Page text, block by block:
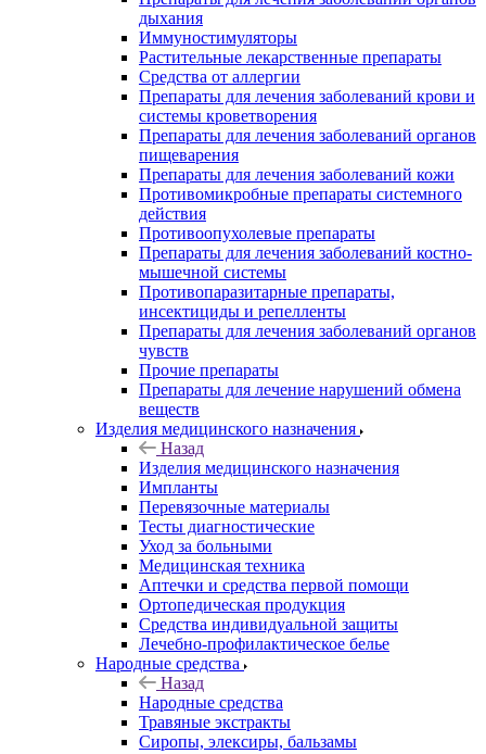
дыхания
Иммуностимуляторы
Растительные лекарственные препараты
Средства от аллергии
Препараты для лечения заболеваний крови и
системы кроветворения
Препараты для лечения заболеваний органов
пищеварения
Препараты для лечения заболеваний кожи
Противомикробные препараты системного
действия
Противоопухолевые препараты
Препараты для лечения заболеваний костно-
мышечной системы
Противопаразитарные препараты,
инсектициды и репелленты
Препараты для лечения заболеваний органов
чувств
Прочие препараты
Препараты для лечение нарушений обмена
веществ
Изделия медицинского назначения
Назад
Изделия медицинского назначения
Импланты
Перевязочные материалы
Тесты диагностические
Уход за больными
Медицинская техника
Аптечки и средства первой помощи
Ортопедическая продукция
Средства индивидуальной защиты
Лечебно-профилактическое белье
Народные средства
Назад
Народные средства
Травяные экстракты
Сиропы, элексиры, бальзамы